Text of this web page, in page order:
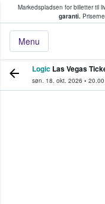
Markedspladsen for billetter til
garanti.
Menu
køber og
Logic Las Vegas
søn. 18. okt. 2026 • 20.00